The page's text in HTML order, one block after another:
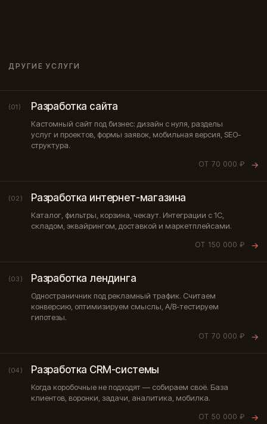
ДРУГИЕ УСЛУГИ
(01) Разработка сайта
Кастомный сайт под бизнес: дизайн с нуля, разделы
услуг и проектов, формы заявок, мобильная версия, SEO-
структура.
ОТ 70 000 ₽ →
(02) Разработка интернет-магазина
Каталог, фильтры, корзина, чекаут. Интеграции с 1С,
складом, эквайрингом, доставкой и маркетплейсами.
ОТ 150 000 ₽ →
(03) Разработка лендинга
Одностраничник под рекламный трафик. Считаем
конверсию, оптимизируем смыслы, A/B-тестируем
гипотезы.
ОТ 70 000 ₽ →
(04) Разработка CRM-системы
Когда коробочные не подходят — собираем своё. База
клиентов, воронки, задачи, аналитика, мобилка.
ОТ 50 000 ₽ →